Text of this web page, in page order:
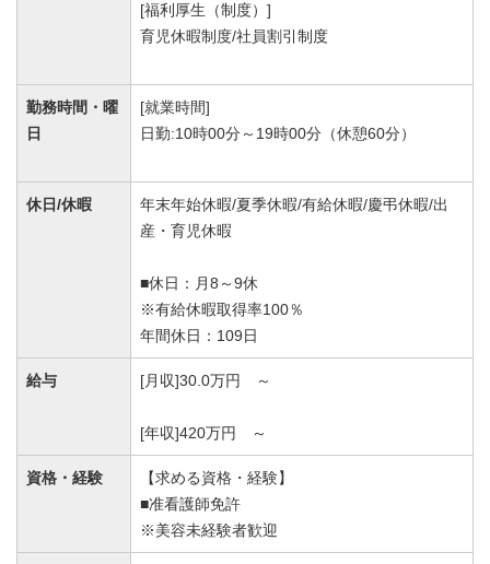
[福利厚生（制度）]
育児休暇制度/社員割引制度
勤務時間・曜
日
[就業時間]
日勤:10時00分～19時00分（休憩60分）
休日/休暇
年末年始休暇/夏季休暇/有給休暇/慶弔休暇/出
産・育児休暇
■休日：月8～9休
※有給休暇取得率100％
年間休日：109日
給与 [月収]30.0万円 ～
[年収]420万円 ～
資格・経験
【求める資格・経験】
■准看護師免許
※美容未経験者歓迎